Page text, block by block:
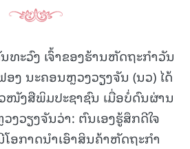
ທະວົງ ເຈົ້າຂອງຮ້ານຫັດຖະກໍາວັນ
ງ ນະຄອນຫຼວງວຽງຈັນ (ນວ) ໄດ້
ໜັງສືພິມປະຊາຊົນ ເມື່ອບໍ່ດົນຜ່ານ
ວຽງຈັນວ່າ: ຕົນເອງຮູ້ສຶກດີໃຈ
ອກາດນໍາເອົາສິນຄ້າຫັດຖະກໍາ